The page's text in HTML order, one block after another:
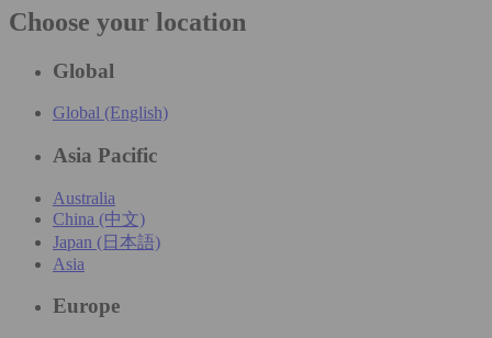
Choose your location
Global
Global (English)
Asia Pacific
Australia
China (中文)
Japan (日本語)
Asia
Europe